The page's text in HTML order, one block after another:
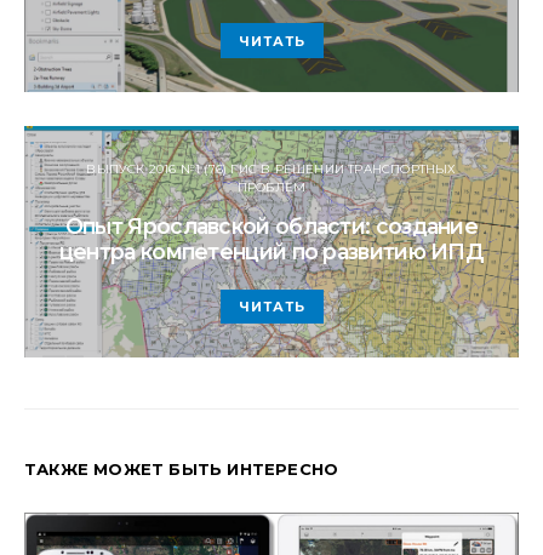
ЧИТАТЬ
ВЫПУСК 2016 №1 (76) ГИС В РЕШЕНИИ ТРАНСПОРТНЫХ
ПРОБЛЕМ
Опыт Ярославской области: создание
центра компетенций по развитию ИПД
ЧИТАТЬ
ТАКЖЕ МОЖЕТ БЫТЬ ИНТЕРЕСНО